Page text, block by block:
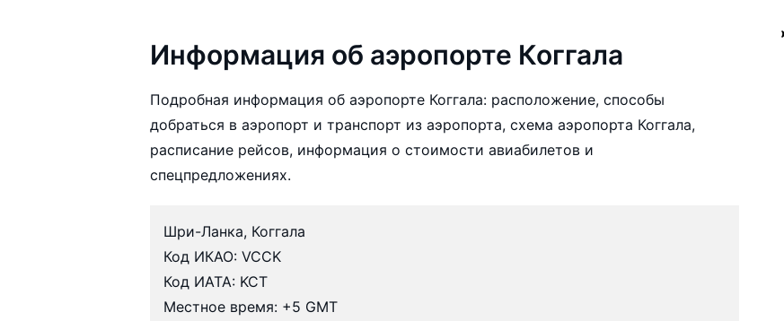
Информация об аэропорте Коггала
Подробная информация об аэропорте Коггала: расположение, способы
добраться в аэропорт и транспорт из аэропорта, схема аэропорта Коггала,
расписание рейсов, информация о стоимости авиабилетов и
спецпредложениях.
Шри-Ланка, Коггала
Код ИКАО: VCCK
Код ИАТА: KCT
Местное время: +5 GMT